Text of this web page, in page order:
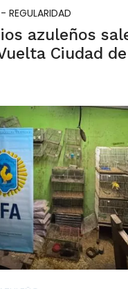
REGULARIDAD
azuleños
Ciudad